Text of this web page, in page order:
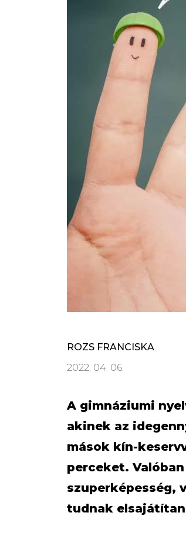
ROZS FRANCISKA
2022. 04. 06.
A gimnáziumi
akinek az
mások kín-
perceket.
szuperképesség,
tudnak